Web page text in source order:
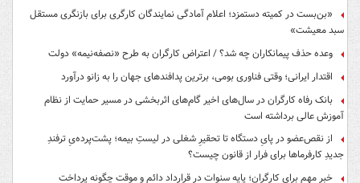
«بن‌بست در کمیته دستمزد؛ اعلام آمادگی نمایندگان کارگری برای بازنگری مستقل
سبد معیشت»
وعده حذف پیمانکاران چه شد؟ / اعتراض کارگران به طرح «نصفه‌نیمه» دولت
اقتدار ایرانی؛ وقتی فناوری بومی، برترین پدافندهای جهان را به زانو درآورد
بانک رفاه کارگران در سال‌های اخیر گام‌های اثربخشی در مسیر حمایت از نظام
آموزش عالی برداشته است
از نقص‌عضو در پایِ دستگاه تا تحقیرِ شغلی در لیستِ بیمه؛ پشت‌پرده‌یِ ترفندِ
جدیدِ کارفرماها برای فرار از قانون چیست؟
خبر مهم برای کارگران؛ پایه سنوات در قرارداد دائم و موقت چگونه پرداخت